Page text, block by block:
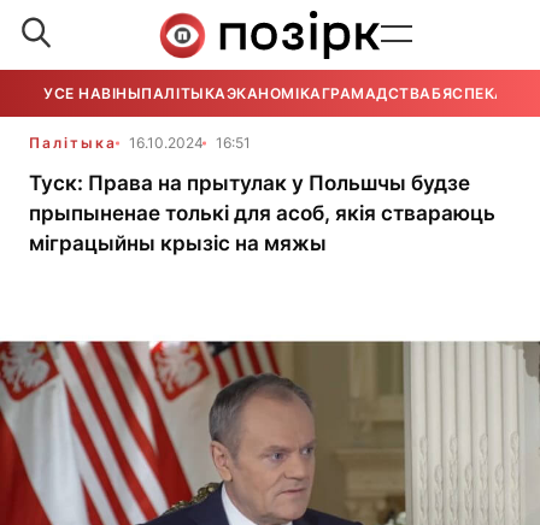
УСЕ НАВІНЫПАЛІТЫКАЭКАНОМІКАГРАМАДСТВАБЯСПЕКА
Палітыка 16.10.2024 16:51
Туск: Права на прытулак у Польшчы будзе
прыпыненае толькі для асоб, якія ствараюць
міграцыйны крызіс на мяжы